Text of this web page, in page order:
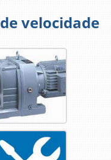
velocidade